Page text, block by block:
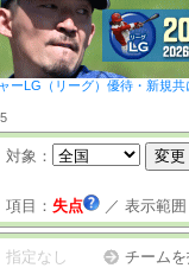
ーLG（リーグ）優待・新規
対象：
項目： 失点 ／ 表示範囲
指定なし チーム